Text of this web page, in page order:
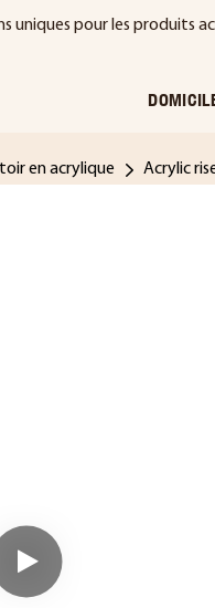
uniques pour les produits
en acrylique Acrylic